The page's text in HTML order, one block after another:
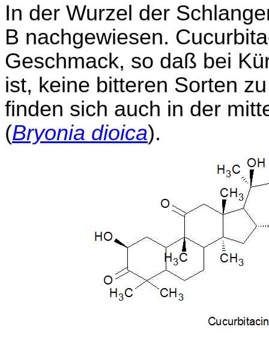
In der Wurzel der
B nachgewiesen.
Geschmack, so daß bei
ist, keine bitteren Sorten
finden sich auch in der
(Bryonia dioica).